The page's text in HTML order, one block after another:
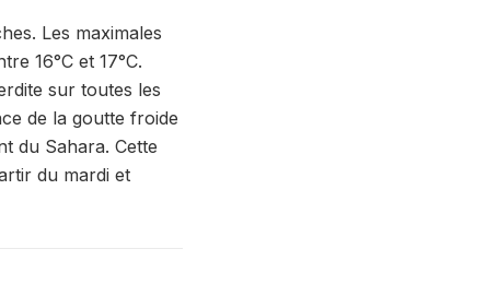
Les maximales
16°C et 17°C.
sur toutes les
de la goutte froide
du Sahara. Cette
du mardi et